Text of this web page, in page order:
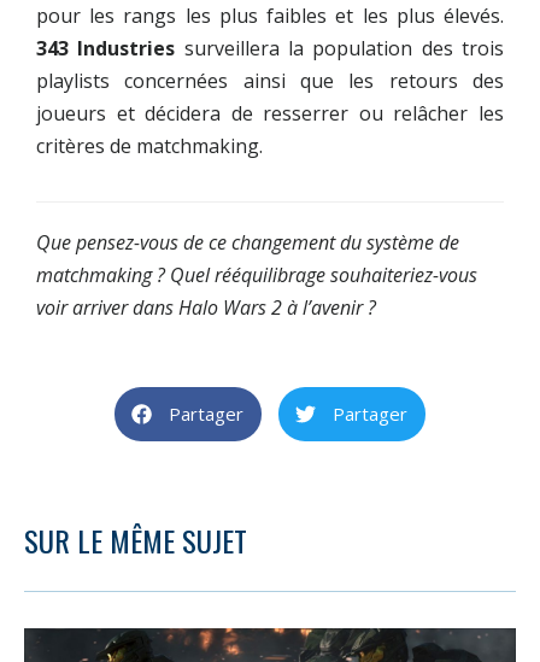
pour les rangs les plus faibles et les plus élevés.
343 Industries surveillera la population des trois
playlists concernées ainsi que les retours des
joueurs et décidera de resserrer ou relâcher les
critères de matchmaking.
Que pensez-vous de ce changement du système de
matchmaking ? Quel rééquilibrage souhaiteriez-vous
voir arriver dans Halo Wars 2 à l’avenir ?
Partager Partager
SUR LE MÊME SUJET